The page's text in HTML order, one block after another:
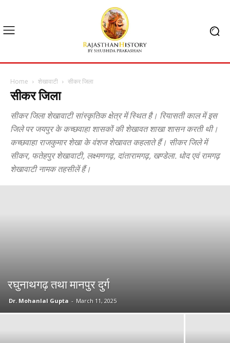
Home शेखावाटी सीकर जिला
सीकर जिला
सीकर जिला शेखावाटी सांस्कृतिक क्षेत्र में स्थित है। रियासती काल में इस
जिले पर जयपुर के कच्छवाहा शासकों की शेखावत शाखा शासन करती थी।
कच्छवाहा राजकुमार शेखा के वंशज शेखावत कहलाते हैं। सीकर जिले में
सीकर, फतेहपुर शेखावाटी, लक्ष्मणगढ़, दांतारामगढ़, खण्डेला. धोद एवं रामगढ़
शेखावाटी नामक तहसीलें हैं।
रघुनाथगढ़ तथा मानपुर दुर्ग
Dr. Mohanlal Gupta - March 11, 2025